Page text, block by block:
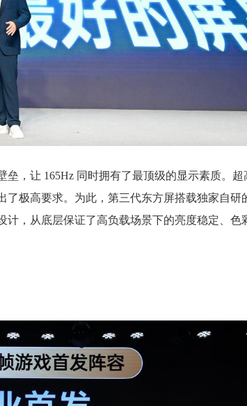
，让 165Hz 同时拥有了最顶级的显示素质。
极高要求。为此，第三代东方屏搭载独家自研
，从底层保证了高负载场景下的亮度稳定、色